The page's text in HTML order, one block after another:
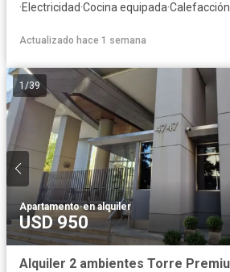
·Electricidad·Cocina equipada·Calefacción
Actualizado hace 1 semana
1 /39
Apartamento·en alquiler
USD 950